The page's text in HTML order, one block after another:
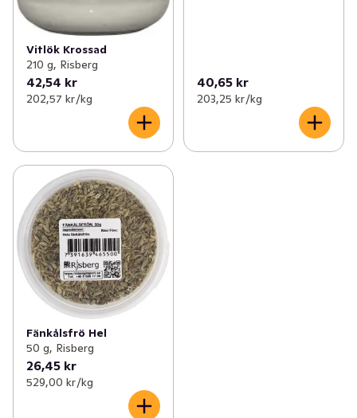
Vitlök Krossad
210 g, Risberg
42,54 kr
202,57 kr /kg
40,65 kr
203,25 kr /kg
Fänkålsfrö Hel
50 g, Risberg
26,45 kr
529,00 kr /kg